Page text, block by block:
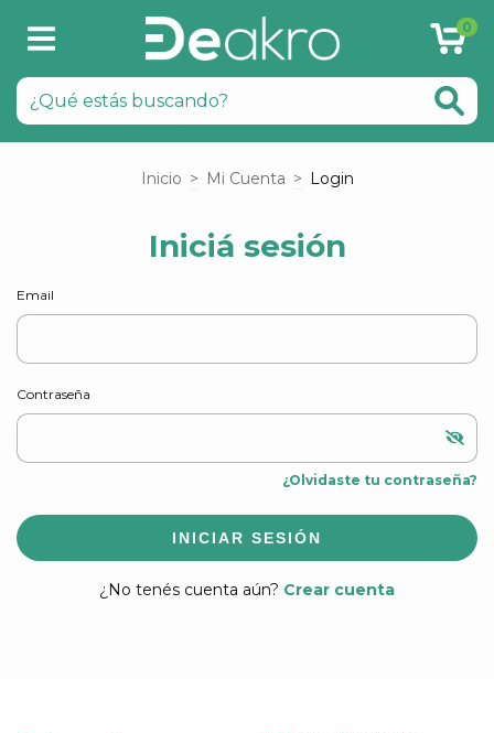
0
Inicio > Mi Cuenta > Login
Iniciá sesión
Email
Contraseña
¿Olvidaste tu contraseña?
INICIAR SESIÓN
¿No tenés cuenta aún? Crear cuenta